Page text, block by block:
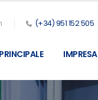
(+34) 951 152 505
PRINCIPALE IMPRESA